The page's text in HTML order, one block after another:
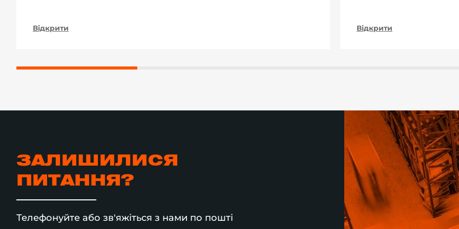
Відкрити Відкрити
ЗАЛИШИЛИСЯ
ПИТАННЯ?
Телефонуйте або зв'яжіться з нами по пошті